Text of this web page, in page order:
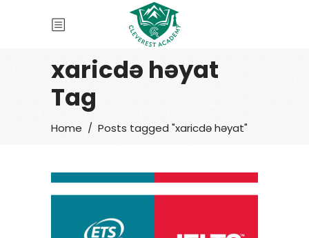
xaricdə həyat
Tag
Home / Posts tagged "xaricdə həyat"